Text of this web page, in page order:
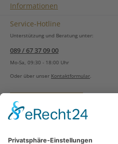
Informationen
Service-Hotline
Unterstützung und Beratung unter:
089 / 67 37 09 00
Mo-Sa, 09:30 - 18:00 Uhr
Oder über unser Kontaktformular.
Vertrag widerrufen